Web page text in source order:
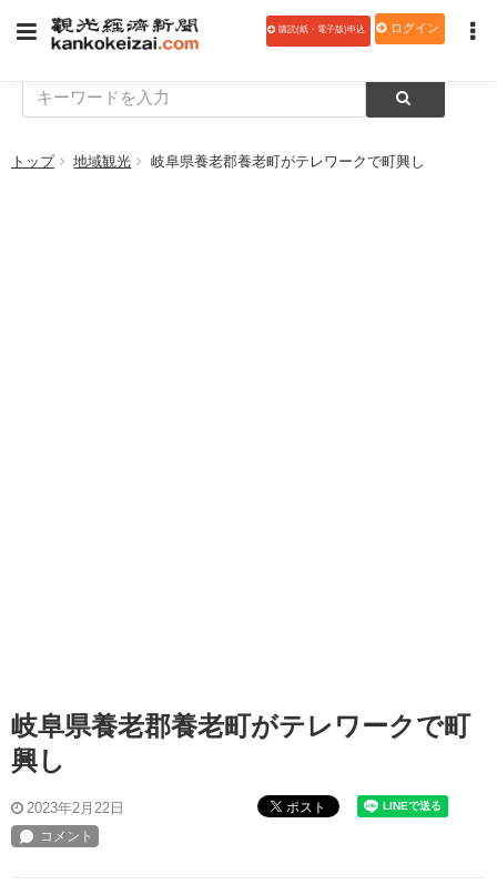
購読(紙・電子版)申込 ログイン
トップ 地域観光 岐阜県養老郡養老町がテレワークで町興し
岐阜県養老郡養老町がテレワークで町
興し
2023年2月22日 ポスト